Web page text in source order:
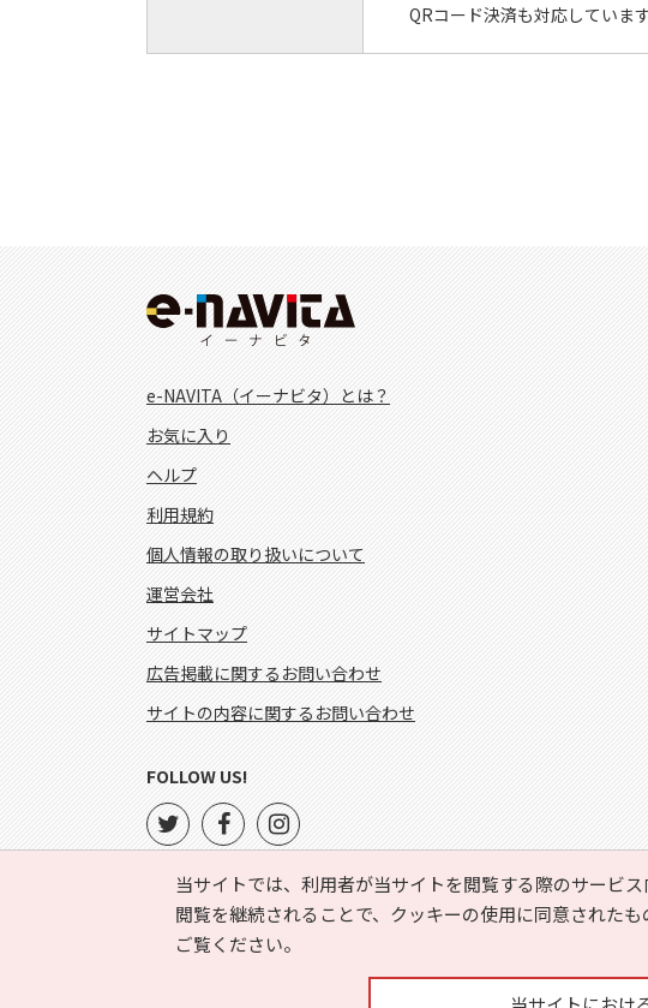
QRコード決済も対応していま
当サイトでは、利用者が当サイトを閲覧する際のサービ
閲覧を継続されることで、クッキーの使用に同意されたも
ご覧ください。
e-NAVITA（イーナビタ）とは？
お気に入り
ヘルプ
利用規約
個人情報の取り扱いについて
運営会社
サイトマップ
広告掲載に関するお問い合わせ
サイトの内容に関するお問い合わせ
FOLLOW US!